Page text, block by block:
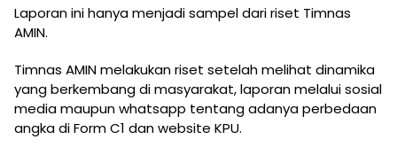
Laporan ini hanya menjadi sampel dari riset Timnas
AMIN.
Timnas AMIN melakukan riset setelah melihat dinamika
yang berkembang di masyarakat, laporan melalui sosial
media maupun whatsapp tentang adanya perbedaan
angka di Form C1 dan website KPU.